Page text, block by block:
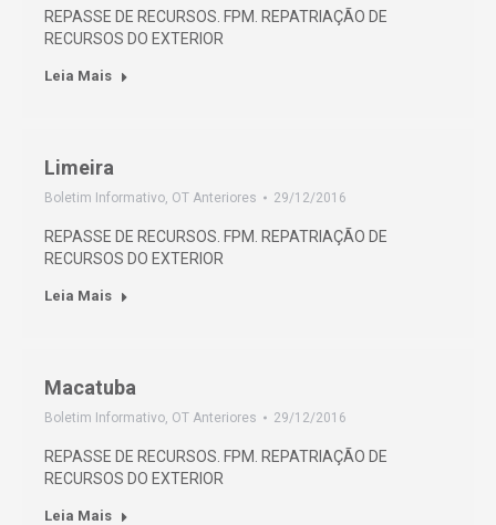
REPASSE DE RECURSOS. FPM. REPATRIAÇÃO DE
RECURSOS DO EXTERIOR
Leia Mais
Limeira
Boletim Informativo, OT Anteriores 29/12/2016
REPASSE DE RECURSOS. FPM. REPATRIAÇÃO DE
RECURSOS DO EXTERIOR
Leia Mais
Macatuba
Boletim Informativo, OT Anteriores 29/12/2016
REPASSE DE RECURSOS. FPM. REPATRIAÇÃO DE
RECURSOS DO EXTERIOR
Leia Mais